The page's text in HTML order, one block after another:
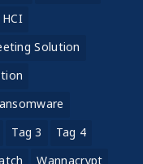
HCI
Solution
Tag 3
Tag 4